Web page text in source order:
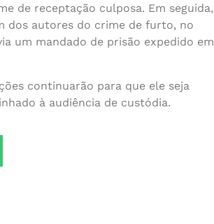
de receptação culposa. Em seguida,
dos autores do crime de furto, no
um mandado de prisão expedido em
continuarão para que ele seja
à audiência de custódia.